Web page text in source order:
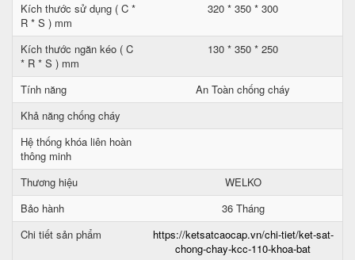
Kích thước sử dụng ( C *
R * S ) mm
320 * 350 * 300
Kích thước ngăn kéo ( C
* R * S ) mm
130 * 350 * 250
Tính năng
An Toàn chống cháy
Khả năng chống cháy
Hệ thống khóa liên hoàn
thông minh
Thương hiệu
WELKO
Bảo hành
36 Tháng
Chi tiết sản phẩm
https://ketsatcaocap.vn/chi-tiet/ket-sat-
chong-chay-kcc-110-khoa-bat